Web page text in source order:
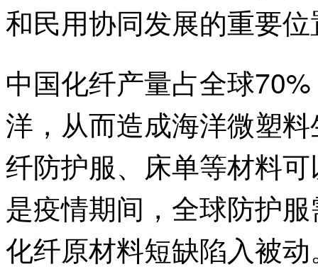
和民用协同发展的重要
中国化纤产量占全球
洋，从而造成海洋微塑
纤防护服、床单等材料
是疫情期间，全球防护
化纤原材料短缺陷入被